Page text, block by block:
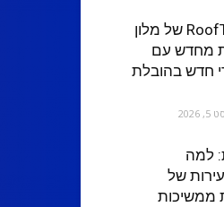
מסעדת ה-RoofTop של מלון
מחדש עם
חדש בהובלת
למה
של
ממשיכות